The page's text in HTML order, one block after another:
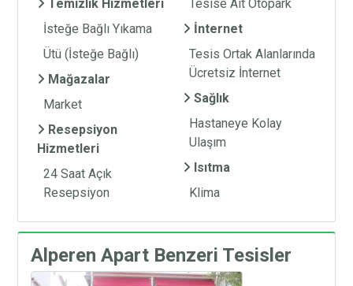
Temizlik Hizmetleri
İsteğe Bağlı Yıkama
Ütü (İsteğe Bağlı)
Mağazalar
Market
Hizmetleri
24 Saat Açık
Resepsiyon
Tesise Ait Otopark
İnternet
Tesis Ortak Alanlarında
Ücretsiz İnternet
Sağlık
Hastaneye Kolay
Ulaşım
Isıtma
Klima
Alperen Apart Benzeri Tesisler